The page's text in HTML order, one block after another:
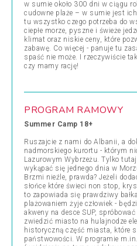
w sumie około 300 dni w ciągu
cudowne plaże – w sumie jest
tu wszystko czego potrzeba do
ciepłe morze, pyszne i świeże
klimat oraz niskie ceny, które
zabawę. Co więcej - panuje tu
spaść nie może. I rzeczywiście
czy mamy rację!
PROGRAM RAMOWY
Summer Camp 18+
Ruszajcie z nami do Albanii, a
nadmorskiego kurortu - którym
Lazurowym Wybrzeżu. Tylko
wykąpać się jednego dnia w
Brzmi nieźle, prawda? Jeżeli
słońce które świeci non stop,
to zapowiada się prawdziwy
plażowaniem żyje człowiek -
akweny na desce SUP,
zwiedzić miasto na hulajnodze
historyczną część miasta, które
państwowości. W programie